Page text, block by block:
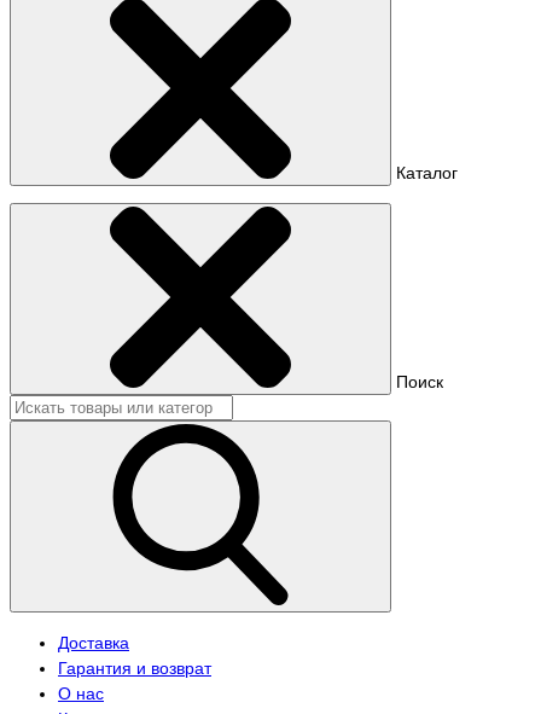
Каталог
Поиск
Доставка
Гарантия и возврат
О нас